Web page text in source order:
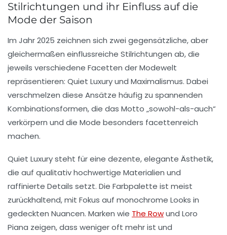
Stilrichtungen und ihr Einfluss auf die
Mode der Saison
Im Jahr 2025 zeichnen sich zwei gegensätzliche, aber
gleichermaßen einflussreiche Stilrichtungen ab, die
jeweils verschiedene Facetten der Modewelt
repräsentieren: Quiet Luxuryund Maximalismus. Dabei
verschmelzen diese Ansätze häufig zu spannenden
Kombinationsformen, die das Motto „sowohl-als-auch“
verkörpern und die Mode besonders facettenreich
machen.
Quiet Luxurysteht für eine dezente, elegante Ästhetik,
die auf qualitativ hochwertige Materialien und
raffinierte Details setzt. Die Farbpalette ist meist
zurückhaltend, mit Fokus auf monochrome Looks in
gedeckten Nuancen. Marken wie The Rowund Loro
Piana zeigen, dass weniger oft mehr ist und